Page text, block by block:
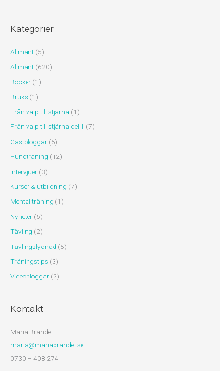
Kategorier
Allmänt (5)
Allmänt (620)
Böcker (1)
Bruks (1)
Från valp till stjärna (1)
Från valp till stjärna del 1 (7)
Gästbloggar (5)
Hundträning (12)
Intervjuer (3)
Kurser & utbildning (7)
Mental träning (1)
Nyheter (6)
Tävling (2)
Tävlingslydnad (5)
Träningstips (3)
Videobloggar (2)
Kontakt
Maria Brandel
maria@mariabrandel.se
0730 – 408 274